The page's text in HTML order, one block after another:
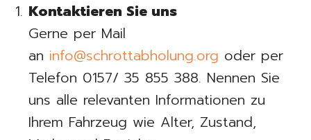
Kontaktieren Sie uns
Gerne per Mail
an info@schrottabholung.org oder per
Telefon 0157/ 35 855 388. Nennen Sie
uns alle relevanten Informationen zu
Ihrem Fahrzeug wie Alter, Zustand,